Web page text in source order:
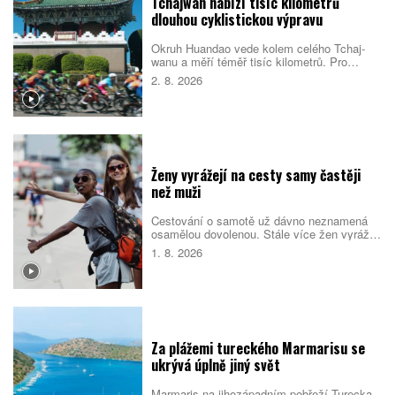
dlouhou cyklistickou výpravu
Okruh Huandao vede kolem celého Tchaj-
wanu a měří téměř tisíc kilometrů. Pro
místní představuje oblíbený přechodový
rituál, turistům zase ukazuje odlehlé pobřeží,
2. 8. 2026
Ženy vyrážejí na cesty samy častěji
než muži
Cestování o samotě už dávno neznamená
osamělou dovolenou. Stále více žen vyráží
do světa bez partnera či rodiny, zároveň ale
vyhledává malé skupiny stejně naladěných
1. 8. 2026
Za plážemi tureckého Marmarisu se
ukrývá úplně jiný svět